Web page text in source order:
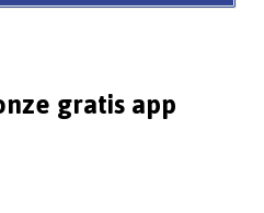
gratis app